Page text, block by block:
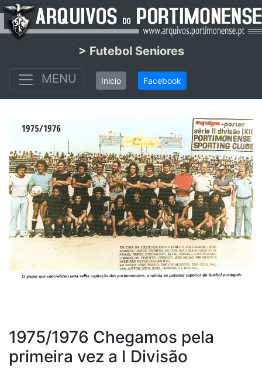
> Futebol Seniores
MENU
Inicio Facebook
1975/1976 Chegamos pela
primeira vez a I Divisão